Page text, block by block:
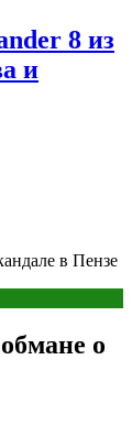
8 из
и
в Пензе
о